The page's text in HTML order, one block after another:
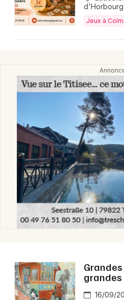
Jeux à
16/09/